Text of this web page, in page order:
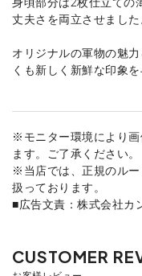
丈夫さを両立させました
オリジナルの軍物の魅
くも新しく新鮮な印象を
※モニター環境により
ます。ご了承ください。
※当店では、正規のル
扱っております。
■広告文責：株式会社カ